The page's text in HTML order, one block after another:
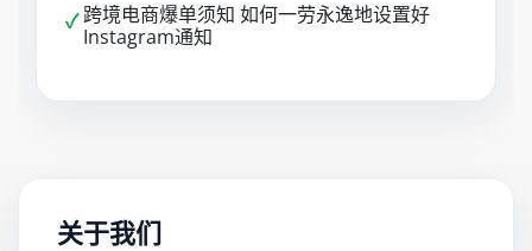
✓ 跨境电商爆单须知 如何一劳永逸地设置好
Instagram通知
关于我们